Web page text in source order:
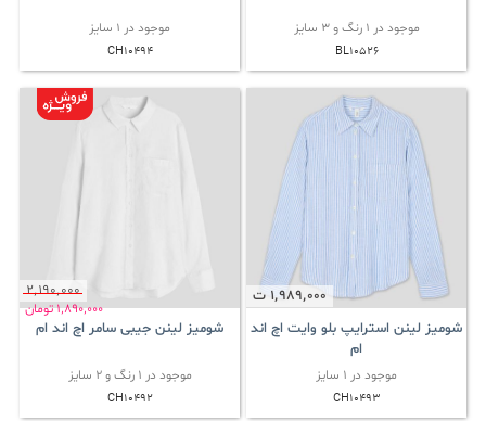
موجود در 1 رنگ و 3 سایز
BL10526
موجود در 1 سایز
CH10494
1٬989٬000 ت
شومیز لینن استرایپ بلو وایت اچ اند
ام
موجود در 1 سایز
CH10493
2٬190٬000
1٬890٬000تومان
شومیز لینن جیبی سامر اچ اند ام
موجود در 1 رنگ و 2 سایز
CH10492